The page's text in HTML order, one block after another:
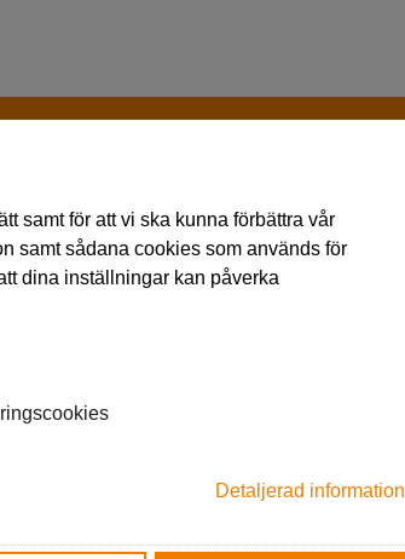
samt för att vi ska kunna förbättra vår
samt sådana cookies som används för
dina inställningar kan påverka
Detaljerad information